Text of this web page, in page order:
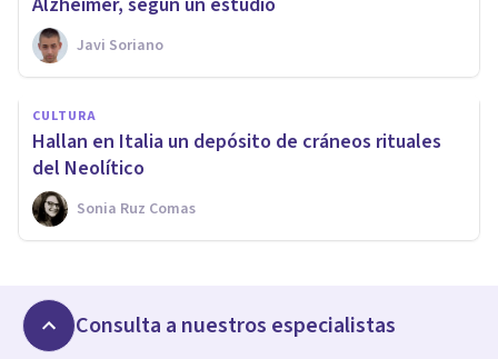
Javi Soriano
CULTURA
Hallan en Italia un depósito de cráneos rituales
del Neolítico
Sonia Ruz Comas
Consulta a nuestros especialistas